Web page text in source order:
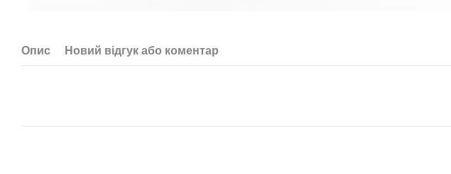
Опис Новий відгук або коментар